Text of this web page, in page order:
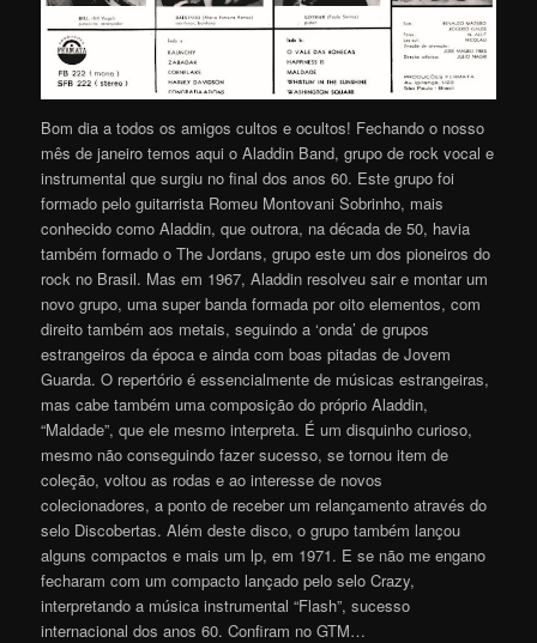
Bom dia a todos os amigos cultos e ocultos! Fechando o nosso
mês de janeiro temos aqui o Aladdin Band, grupo de rock vocal e
instrumental que surgiu no final dos anos 60. Este grupo foi
formado pelo guitarrista Romeu Montovani Sobrinho, mais
conhecido como Aladdin, que outrora, na década de 50, havia
também formado o The Jordans, grupo este um dos pioneiros do
rock no Brasil. Mas em 1967, Aladdin resolveu sair e montar um
novo grupo, uma super banda formada por oito elementos, com
direito também aos metais, seguindo a ‘onda’ de grupos
estrangeiros da época e ainda com boas pitadas de Jovem
Guarda. O repertório é essencialmente de músicas estrangeiras,
mas cabe também uma composição do próprio Aladdin,
“Maldade”, que ele mesmo interpreta. É um disquinho curioso,
mesmo não conseguindo fazer sucesso, se tornou item de
coleção, voltou as rodas e ao interesse de novos
colecionadores, a ponto de receber um relançamento através do
selo Discobertas. Além deste disco, o grupo também lançou
alguns compactos e mais um lp, em 1971. E se não me engano
fecharam com um compacto lançado pelo selo Crazy,
interpretando a música instrumental “Flash”, sucesso
internacional dos anos 60. Confiram no GTM…